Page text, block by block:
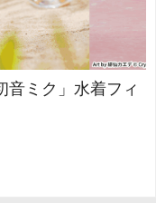
ミク」水着フィ